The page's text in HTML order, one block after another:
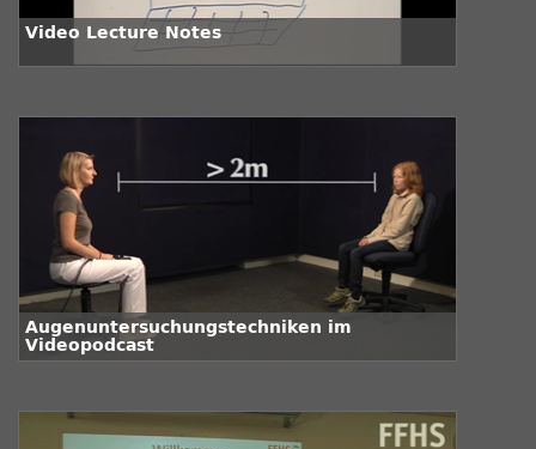
Video Lecture Notes
Augenuntersuchungstechniken im
Videopodcast